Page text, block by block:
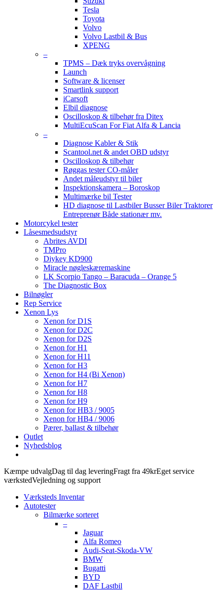
Tesla
Toyota
Volvo
Volvo Lastbil & Bus
XPENG
–
TPMS – Dæk tryks overvågning
Launch
Software & licenser
Smartlink support
iCarsoft
Elbil diagnose
Oscilloskop & tilbehør fra Ditex
MultiEcuScan For Fiat Alfa & Lancia
–
Diagnose Kabler & Stik
Scantool.net & andet OBD udstyr
Oscilloskop & tilbehør
Røggas tester CO-måler
Andet måleudstyr til biler
Inspektionskamera – Boroskop
Multimærke bil Tester
HD diagnose til Lastbiler Busser Biler Traktorer
Entreprenør Både stationær mv.
Motorcykel tester
Låsesmedsudstyr
Abrites AVDI
TMPro
Diykey KD900
Miracle nøgleskæremaskine
LK Scorpio Tango – Baracuda – Orange 5
The Diagnostic Box
Bilnøgler
Rep Service
Xenon Lys
Xenon for D1S
Xenon for D2C
Xenon for D2S
Xenon for H1
Xenon for H11
Xenon for H3
Xenon for H4 (Bi Xenon)
Xenon for H7
Xenon for H8
Xenon for H9
Xenon for HB3 / 9005
Xenon for HB4 / 9006
Pærer, ballast & tilbehør
Outlet
Nyhedsblog
Kæmpe udvalgDag til dag leveringFragt fra 49krEget service
værkstedVejledning og support
Værksteds Inventar
Autotester
Bilmærke sorteret
–
Jaguar
Alfa Romeo
Audi-Seat-Skoda-VW
BMW
Bugatti
BYD
DAF Lastbil